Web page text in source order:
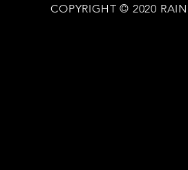
COPYRIGHT © 2020